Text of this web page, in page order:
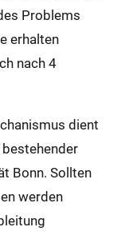
Problems
erhalten
nach 4
dient
Bonn. Sollten
werden